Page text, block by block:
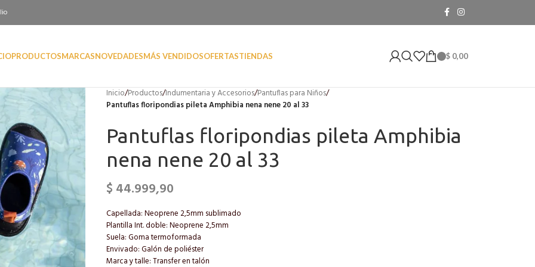
PRODUCTOSMARCASNOVEDADESMÁS VENDIDOSOFERTASTIENDAS $ 0,00
Inicio/Productos/Indumentaria y Accesorios/Pantuflas para Niños/
Pantuflas floripondias pileta Amphibia nena nene 20 al 33
Pantuflas floripondias pileta Amphibia
nena nene 20 al 33
$ 44.999,90
Capellada: Neoprene 2,5mm sublimado
Plantilla Int. doble: Neoprene 2,5mm
Suela: Goma termoformada
Envivado: Galón de poliéster
Marca y talle: Transfer en talón